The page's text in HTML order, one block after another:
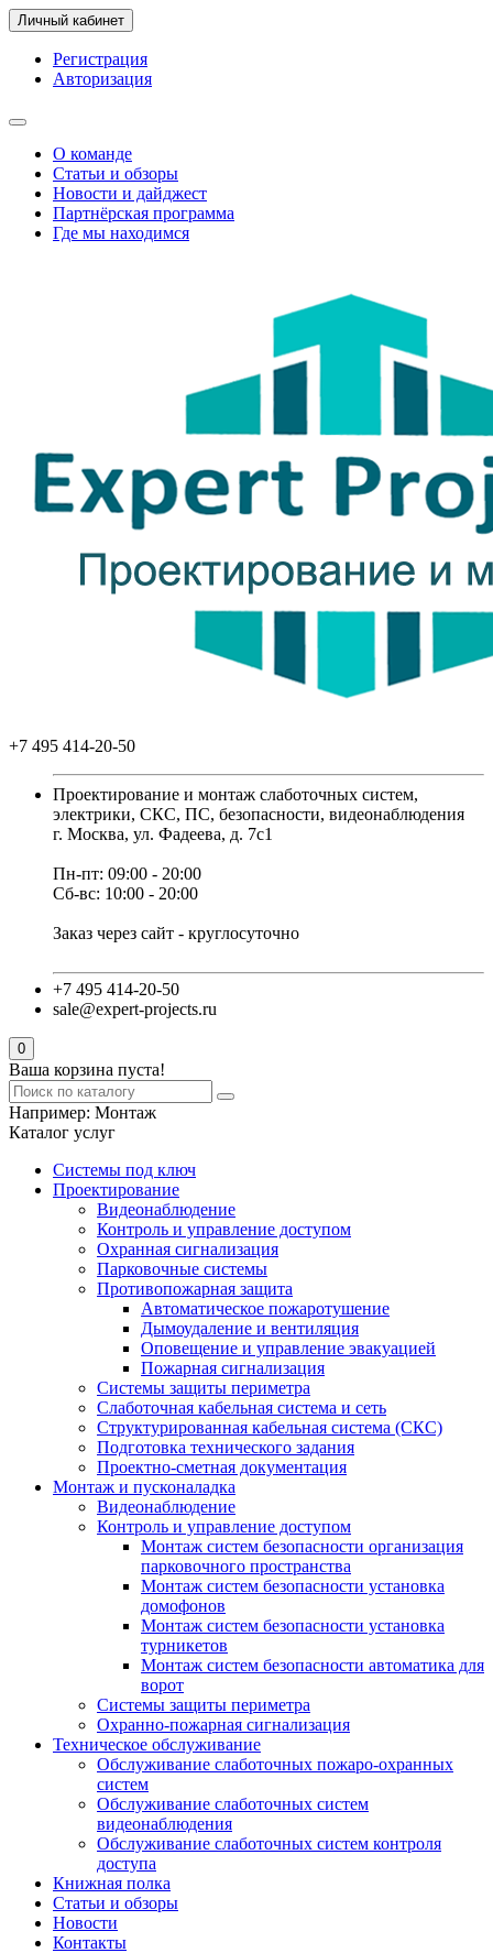
Личный кабинет
Регистрация
Авторизация
О команде
Статьи и обзоры
Новости и дайджест
Партнёрская программа
Где мы находимся
+7 495 414-20-50
Проектирование и монтаж слаботочных систем,
электрики, СКС, ПС, безопасности, видеонаблюдения
г. Москва, ул. Фадеева, д. 7с1
Пн-пт: 09:00 - 20:00
Сб-вс: 10:00 - 20:00
Заказ через сайт - круглосуточно
+7 495 414-20-50
sale@expert-projects.ru
0
Ваша корзина пуста!
Например: Монтаж
Каталог услуг
Системы под ключ
Проектирование
Видеонаблюдение
Контроль и управление доступом
Охранная сигнализация
Парковочные системы
Противопожарная защита
Автоматическое пожаротушение
Дымоудаление и вентиляция
Оповещение и управление эвакуацией
Пожарная сигнализация
Системы защиты периметра
Слаботочная кабельная система и сеть
Структурированная кабельная система (СКС)
Подготовка технического задания
Проектно-сметная документация
Монтаж и пусконаладка
Видеонаблюдение
Контроль и управление доступом
Монтаж систем безопасности организация
парковочного пространства
Монтаж систем безопасности установка
домофонов
Монтаж систем безопасности установка
турникетов
Монтаж систем безопасности автоматика для
ворот
Системы защиты периметра
Охранно-пожарная сигнализация
Техническое обслуживание
Обслуживание слаботочных пожаро-охранных
систем
Обслуживание слаботочных систем
видеонаблюдения
Обслуживание слаботочных систем контроля
доступа
Книжная полка
Статьи и обзоры
Новости
Контакты